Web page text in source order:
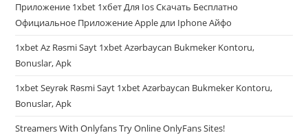
Приложение 1xbet 1хбет Для Ios Скачать Бесплатно
Официальное Приложение Apple дли Iphone Айфо
1xbet Az Rəsmi Sayt 1xbet Azərbaycan Bukmeker Kontoru,
Bonuslar, Apk
1xbet Seyrək Rəsmi Sayt 1xbet Azərbaycan Bukmeker Kontoru,
Bonuslar, Apk
Streamers With Onlyfans Try Online OnlyFans Sites!